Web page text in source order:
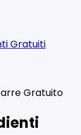
Gratuiti
Gratuito